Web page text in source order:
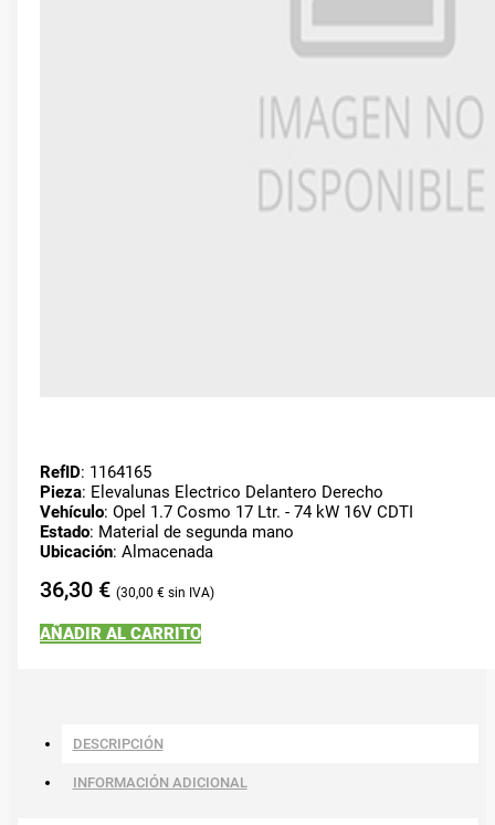
RefID: 1164165
Pieza: Elevalunas Electrico Delantero Derecho
Vehículo: Opel 1.7 Cosmo 17 Ltr. - 74 kW 16V CDTI
Estado: Material de segunda mano
Ubicación: Almacenada
36,30 € 30,00 €
AÑADIR AL CARRITO
DESCRIPCIÓN
INFORMACIÓN ADICIONAL